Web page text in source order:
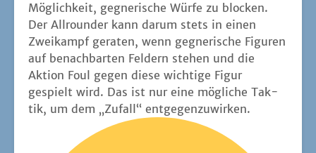
Mög­lich­keit, geg­ne­ri­sche Wür­fe zu blo­cken.
Der All­roun­der kann dar­um stets in einen
Zwei­kampf gera­ten, wenn geg­ne­ri­sche Figu­ren
auf benach­bar­ten Fel­dern ste­hen und die
Akti­on Foul gegen die­se wich­ti­ge Figur
gespielt wird. Das ist nur eine mög­li­che Tak­
tik, um dem „Zufall“ entgegenzuwirken.